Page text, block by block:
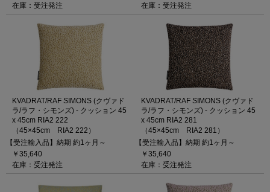
在庫：受注発注
在庫：受注発注
KVADRAT/RAF SIMONS (クヴァド
ラ/ラフ・シモンズ) - クッション 45
x 45cm RIA2 222
（45×45cm RIA2 222）
【受注輸入品】納期 約1ヶ月～
￥35,640
在庫：受注発注
KVADRAT/RAF SIMONS (クヴァド
ラ/ラフ・シモンズ) - クッション 45
x 45cm RIA2 281
（45×45cm RIA2 281）
【受注輸入品】納期 約1ヶ月～
￥35,640
在庫：受注発注